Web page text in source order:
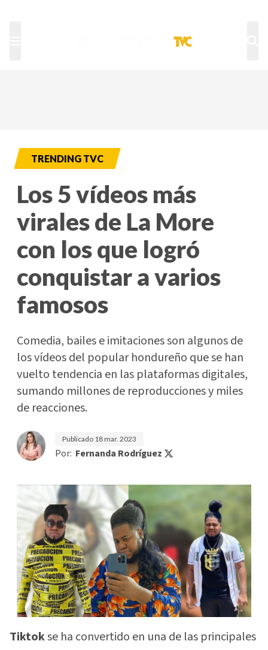
TRENDING TVC
Los 5 vídeos más
virales de La More
con los que logró
conquistar a varios
famosos
Comedia, bailes e imitaciones son algunos de
los vídeos del popular hondureño que se han
vuelto tendencia en las plataformas digitales,
sumando millones de reproducciones y miles
de reacciones.
Publicado 18 mar. 2023
Por: Fernanda Rodríguez
Tiktokse ha convertido en una de las principales